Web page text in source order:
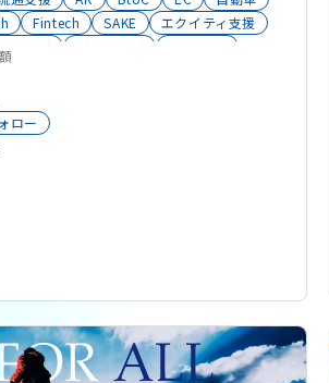
t/dc1TIEz_HZdI/f/yrwD
Fintech SAKE
エクイティ支援
プ支援
デット支援
独立系VC
ロー